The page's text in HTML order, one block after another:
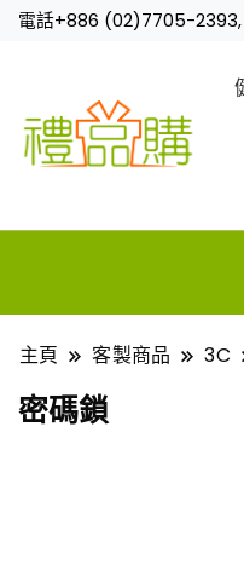
電話+886 (02)7705-
主頁 客製商品 3C
密碼鎖